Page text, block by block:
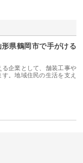
県鶴岡市で手がける
企業として、舗装工事や
。地域住民の生活を支え